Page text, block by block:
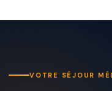
VOTRE SÉJOUR